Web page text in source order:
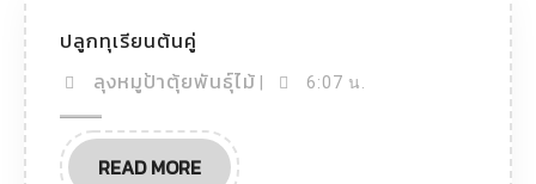
ปลูกทุเรียนต้นคู่
ลุงหมูป้าตุ้ยพันธุ์ไม้
6:07 น.
READ MORE